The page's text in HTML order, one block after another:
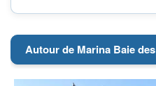
Autour de Marina Baie